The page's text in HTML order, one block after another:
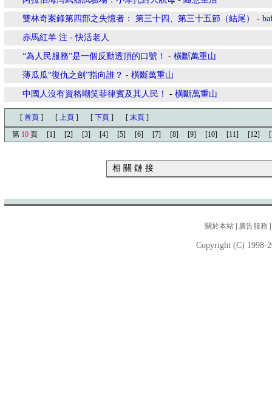
雙林奇案錄第四部之失憶者： 第三十四、第三十五節（結尾） -
赤馬紅羊 注 -快活老人
“為人民服務”是一個反動透頂的口號！ - 橫斷萬重山
薄瓜瓜“復仇之劍”指向誰？ - 橫斷萬重山
中國人沒有資格嘲笑菲律賓及其人民！ - 橫斷萬重山
[ 首頁 ] [ 上頁 ] [ 下頁 ] [ 末頁 ]
第 10 頁 [1] [2] [3] [4] [5] [6] [7] [8] [9] [10] [11] [12]
相 關 鏈 接
關於本站 廣告服務
Copyright (C) 1998-